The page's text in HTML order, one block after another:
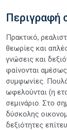
Περιγραφή
Πρακτικό,
θεωρίες και
γνώσεις και
φαίνονται
συμφωνίες.
ωφελούνται (η
σεμινάριο. Στο
δύσκολης
δεξιότητες